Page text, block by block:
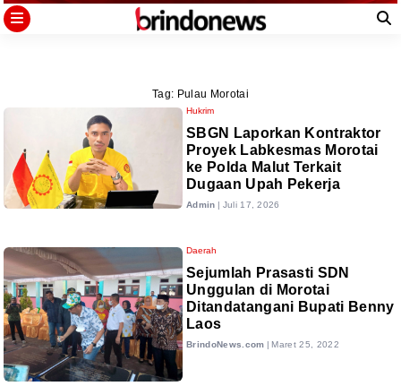
Tag: Pulau Morotai
Hukrim
SBGN Laporkan Kontraktor
Proyek Labkesmas Morotai
ke Polda Malut Terkait
Dugaan Upah Pekerja
Admin | Juli 17, 2026
Daerah
Sejumlah Prasasti SDN
Unggulan di Morotai
Ditandatangani Bupati Benny
Laos
BrindoNews.com | Maret 25, 2022